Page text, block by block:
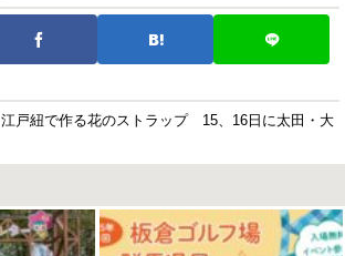
江戸紐で作る花のストラップ 15、16日に太田・大